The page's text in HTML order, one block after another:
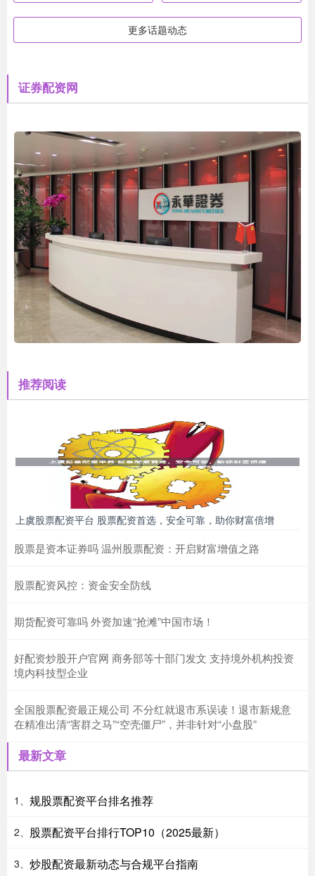
更多话题动态
证券配资网
推荐阅读
上虞股票配资平台 股票配资首选，安全可靠，助你财富倍增
股票是资本证券吗 温州股票配资：开启财富增值之路
股票配资风控：资金安全防线
期货配资可靠吗 外资加速“抢滩”中国市场！
好配资炒股开户官网 商务部等十部门发文 支持境外机构投资
境内科技型企业
全国股票配资最正规公司 不分红就退市系误读！退市新规意
在精准出清“害群之马”“空壳僵尸”，并非针对“小盘股”
最新文章
1、 规股票配资平台排名推荐
2、 股票配资平台排行TOP10（2025最新）
3、 炒股配资最新动态与合规平台指南